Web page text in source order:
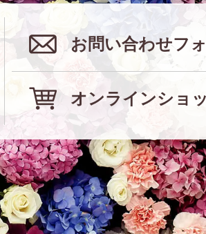
お問い合わせフ
オンラインショ